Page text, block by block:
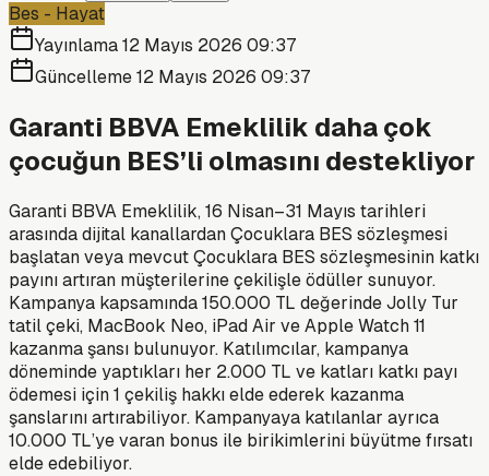
Bes - Hayat
Yayınlama12 Mayıs 2026 09:37
Güncelleme12 Mayıs 2026 09:37
Garanti BBVA Emeklilik daha çok
çocuğun BES’li olmasını destekliyor
Garanti BBVA Emeklilik, 16 Nisan–31 Mayıs tarihleri
arasında dijital kanallardan Çocuklara BES sözleşmesi
başlatan veya mevcut Çocuklara BES sözleşmesinin katkı
payını artıran müşterilerine çekilişle ödüller sunuyor.
Kampanya kapsamında 150.000 TL değerinde Jolly Tur
tatil çeki, MacBook Neo, iPad Air ve Apple Watch 11
kazanma şansı bulunuyor. Katılımcılar, kampanya
döneminde yaptıkları her 2.000 TL ve katları katkı payı
ödemesi için 1 çekiliş hakkı elde ederek kazanma
şanslarını artırabiliyor. Kampanyaya katılanlar ayrıca
10.000 TL’ye varan bonus ile birikimlerini büyütme fırsatı
elde edebiliyor.